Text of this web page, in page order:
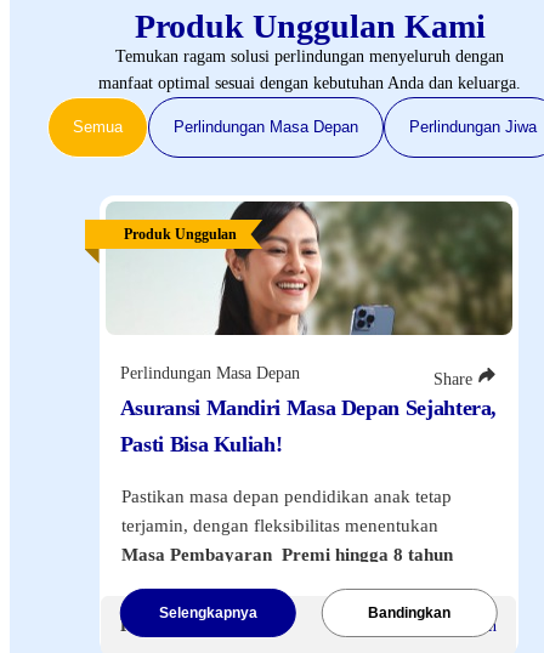
Produk Unggulan Kami
Temukan ragam solusi perlindungan menyeluruh dengan
manfaat optimal sesuai dengan kebutuhan Anda dan keluarga.
Semua Perlindungan Masa Depan Perlindungan Jiwa
Produk Unggulan
Perlindungan Masa Depan Share
Asuransi Mandiri Masa Depan Sejahtera,
Pasti Bisa Kuliah!
Pastikan masa depan pendidikan anak tetap
terjamin, dengan fleksibilitas menentukan
Masa Pembayaran Premi hingga 8 tahun
dana kuliah anak & proteksi jiwa, termasuk
manfaat bebas premi jika terjadi risiko.
Premi Mulai Rp400.000 /Bulan
Selengkapnya Bandingkan